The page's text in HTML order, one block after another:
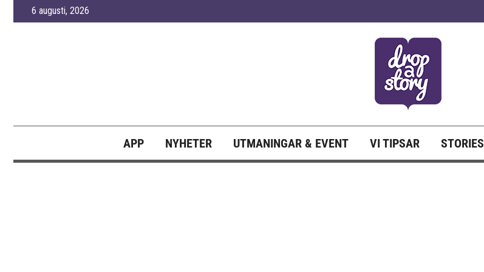
6 augusti, 2026
APP NYHETER UTMANINGAR & EVENT VI TIPSAR STORIES